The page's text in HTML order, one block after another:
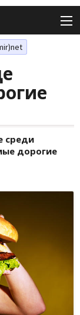
среди
дорогие